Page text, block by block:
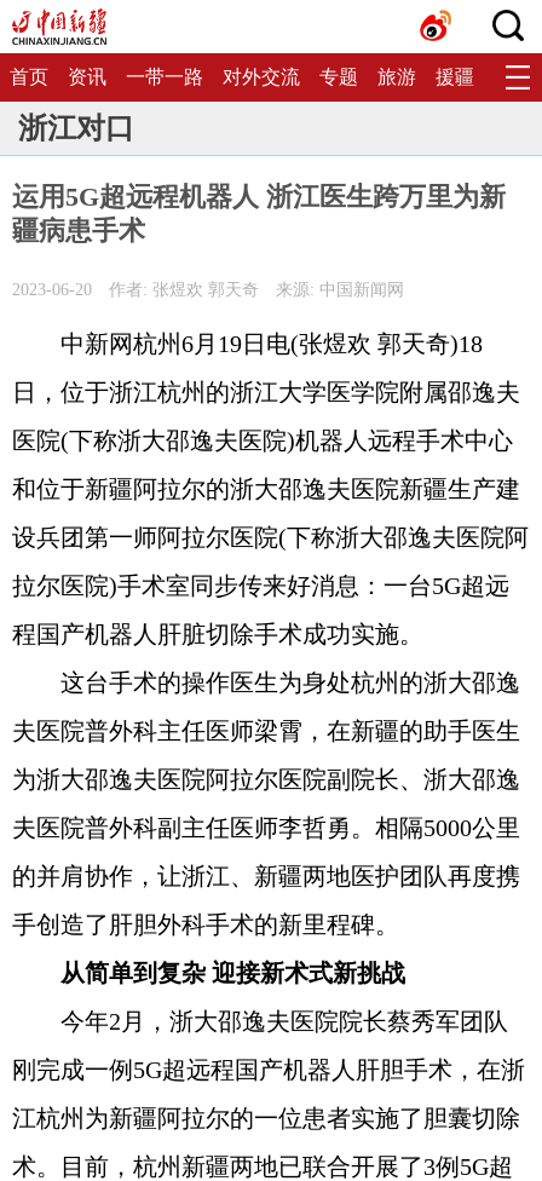
首页 资讯 一带一路 对外交流 专题 旅游 援疆 生态
浙江对口
运用5G超远程机器人 浙江医生跨万里为新
疆病患手术
2023-06-20 作者: 张煜欢 郭天奇 来源: 中国新闻网
中新网杭州6月19日电(张煜欢 郭天奇)18
日，位于浙江杭州的浙江大学医学院附属邵逸夫
医院(下称浙大邵逸夫医院)机器人远程手术中心
和位于新疆阿拉尔的浙大邵逸夫医院新疆生产建
设兵团第一师阿拉尔医院(下称浙大邵逸夫医院阿
拉尔医院)手术室同步传来好消息：一台5G超远
程国产机器人肝脏切除手术成功实施。
这台手术的操作医生为身处杭州的浙大邵逸
夫医院普外科主任医师梁霄，在新疆的助手医生
为浙大邵逸夫医院阿拉尔医院副院长、浙大邵逸
夫医院普外科副主任医师李哲勇。相隔5000公里
的并肩协作，让浙江、新疆两地医护团队再度携
手创造了肝胆外科手术的新里程碑。
从简单到复杂 迎接新术式新挑战
今年2月，浙大邵逸夫医院院长蔡秀军团队
刚完成一例5G超远程国产机器人肝胆手术，在浙
江杭州为新疆阿拉尔的一位患者实施了胆囊切除
术。目前，杭州新疆两地已联合开展了3例5G超